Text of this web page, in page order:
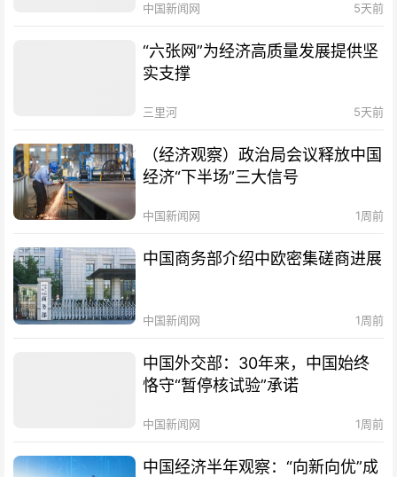
中国新闻网 5天前
“六张网”为经济高质量发展提供坚
实支撑
三里河 5天前
（经济观察）政治局会议释放中国
经济“下半场”三大信号
中国新闻网 1周前
中国商务部介绍中欧密集磋商进展
中国新闻网 1周前
中国外交部：30年来，中国始终
恪守“暂停核试验”承诺
中国新闻网 1周前
中国经济半年观察：“向新向优”成